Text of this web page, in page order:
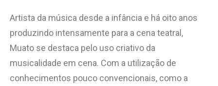
Artista da música desde a infância e há oito anos
produzindo intensamente para a cena teatral,
Muato se destaca pelo uso criativo da
musicalidade em cena. Com a utilização de
conhecimentos pouco convencionais, como a